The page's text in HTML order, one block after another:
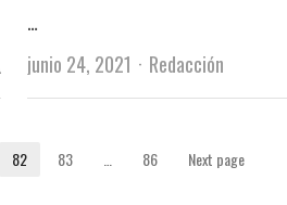
…
junio 24, 2021
Author
Redacción
82 83 86 Next page